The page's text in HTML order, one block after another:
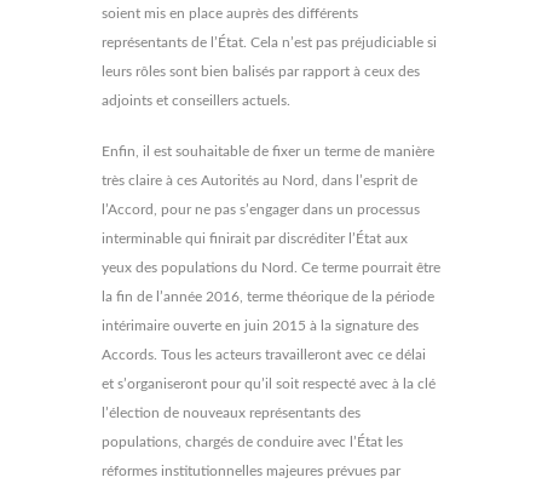
soient mis en place auprès des différents
représentants de l’État. Cela n’est pas préjudiciable si
leurs rôles sont bien balisés par rapport à ceux des
adjoints et conseillers actuels.
Enfin, il est souhaitable de fixer un terme de manière
très claire à ces Autorités au Nord, dans l’esprit de
l’Accord, pour ne pas s’engager dans un processus
interminable qui finirait par discréditer l’État aux
yeux des populations du Nord. Ce terme pourrait être
la fin de l’année 2016, terme théorique de la période
intérimaire ouverte en juin 2015 à la signature des
Accords. Tous les acteurs travailleront avec ce délai
et s’organiseront pour qu’il soit respecté avec à la clé
l’élection de nouveaux représentants des
populations, chargés de conduire avec l’État les
réformes institutionnelles majeures prévues par